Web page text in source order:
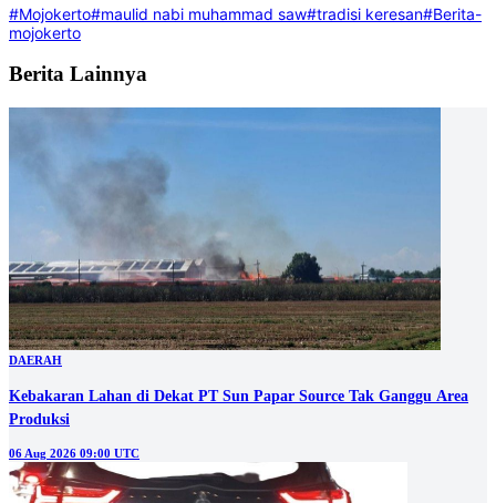
#Mojokerto#maulid nabi muhammad saw#tradisi keresan#Berita-
mojokerto
Berita Lainnya
DAERAH
Kebakaran Lahan di Dekat PT Sun Papar Source Tak Ganggu Area
Produksi
06 Aug 2026 09:00 UTC